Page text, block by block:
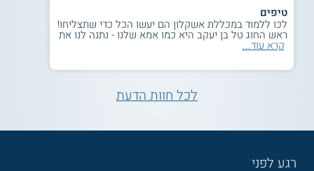
טיפים
לכו ללמוד במכללת אשקלון הם יעשו הכל כדי שתצליחו!
ראש החוג טל בן יעקב היא כמו אמא שלנו - נתנה לנו את
קרא עוד...
לכל חוות הדעת
רגע לפני